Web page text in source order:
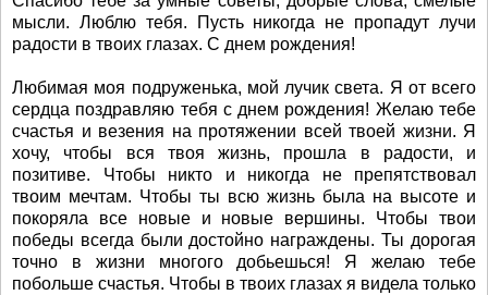
мысли. Люблю тебя. Пусть никогда не пропадут лучи
радости в твоих глазах. С днем рождения!
Любимая моя подруженька, мой лучик света. Я от всего
сердца поздравляю тебя с днем рождения! Желаю тебе
счастья и везения на протяжении всей твоей жизни. Я
хочу, чтобы вся твоя жизнь, прошла в радости, и
позитиве. Чтобы никто и никогда не препятствовал
твоим мечтам. Чтобы ты всю жизнь была на высоте и
покоряла все новые и новые вершины. Чтобы твои
победы всегда были достойно награждены. Ты дорогая
точно в жизни многого добьешься! Я желаю тебе
побольше счастья. Чтобы в твоих глазах я видела только